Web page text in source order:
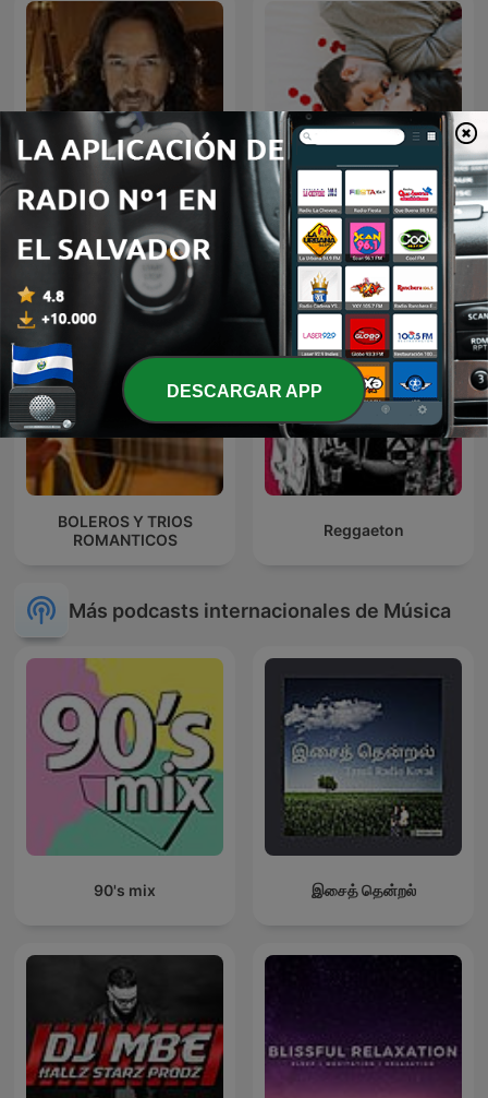
MARCO ANTONIO SOLIS
EN NOCHE DE ROMANCE
Baladas Pop
BOLEROS Y TRIOS
ROMANTICOS
Reggaeton
Más podcasts internacionales de Música
90's mix இசைத் தென்றல்
DESCARGAR APP